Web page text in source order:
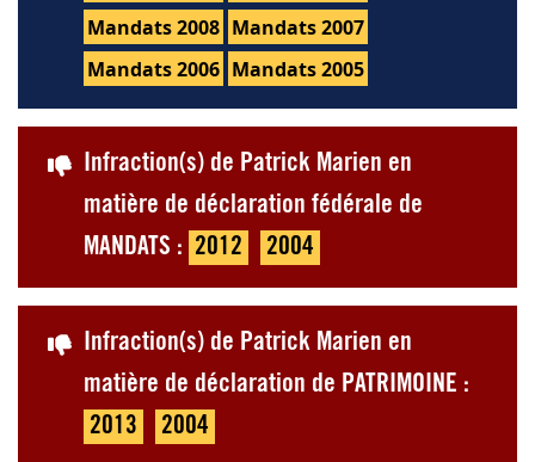
Mandats 2008 Mandats 2007
Mandats 2006 Mandats 2005
Infraction(s) de Patrick Marien en
matière de déclaration fédérale de
MANDATS : 2012 2004
Infraction(s) de Patrick Marien en
matière de déclaration de PATRIMOINE :
2013
2004